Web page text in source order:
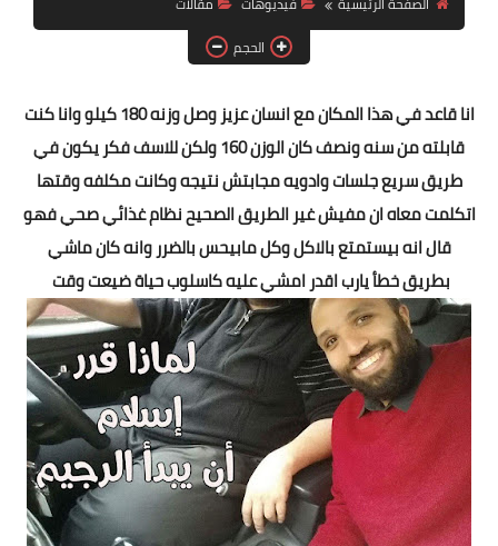
أنظمة شهر رمضان
وصفات الطعام
Diet plan
تعليمات النظام
الحجم
انا قاعد في هذا المكان مع انسان عزيز وصل وزنه 180 كيلو وانا كنت
قابلته من سنه ونصف كان الوزن 160 ولكن للاسف فكر يكون في
طريق سريع جلسات وادويه مجابتش نتيجه وكانت مكلفه وقتها
اتكلمت معاه ان مفيش غير الطريق الصحيح نظام غذائي صحي فهو
قال انه بيستمتع بالاكل وكل مابيحس بالضرر وانه كان ماشي
بطريق خطأ يارب اقدر امشي عليه كاسلوب حياة ضيعت وقت